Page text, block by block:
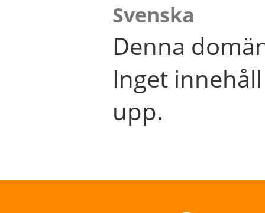
Svenska
Denna
Inget
upp.